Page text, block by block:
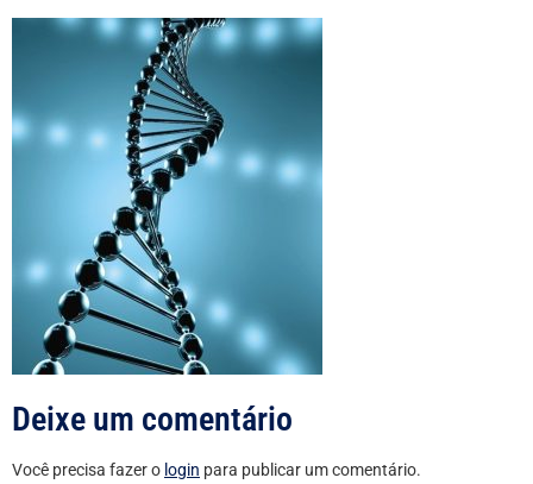
Deixe um comentário
Você precisa fazer o login para publicar um comentário.